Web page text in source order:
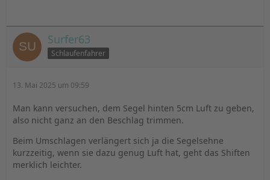
Surfer63
Schlaufenfahrer
13. Mai 2025 um 09:59
Man kann versuchen, dem Segel hinten 5cm Luft zu geben,
also nicht ganz an den Beschlag trimmen.
Beim Umschlagen verlängert sich ja die Segelsehne
kurzzeitig, wenn sie dazu genug Luft hat, geht das Shiften
merklich leichter.